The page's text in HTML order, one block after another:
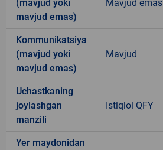
(mavjud yoki
mavjud emas)
Mavjud emas
Kommunikatsiya
(mavjud yoki
mavjud emas)
Mavjud
Uchastkaning
joylashgan
manzili
Istiqlol QFY
Yer maydonidan